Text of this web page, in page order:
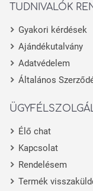
TUDNIVALÓK
Gyakori kérdések
Ajándékutalvány
Adatvédelem
Általános
Élő chat
Kapcsolat
Rendelésem
Termék